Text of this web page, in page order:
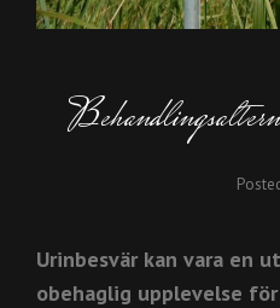
Urinbesvär kan vara en
obehaglig upplevelse för